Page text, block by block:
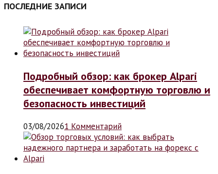
ПОСЛЕДНИЕ ЗАПИСИ
Подробный обзор: как брокер Alpari
обеспечивает комфортную торговлю и
безопасность инвестиций
03/08/20261 Комментарий